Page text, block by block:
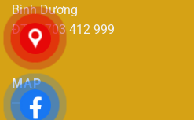
Bình Dương
ĐT : 0703 412 999
MAP